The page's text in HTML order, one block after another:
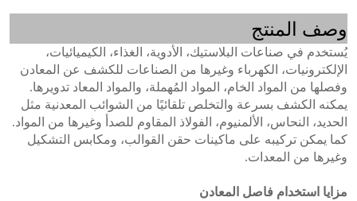
وصف المنتج
يُستخدم في صناعات البلاستيك، الأدوية، الغذاء، الكيميائيات،
الإلكترونيات، الكهرباء وغيرها من الصناعات للكشف عن المعادن
وفصلها من المواد الخام، المواد المُهملة، والمواد المعاد تدويرها.
يمكنه الكشف بسرعة والتخلص تلقائيًا من الشوائب المعدنية مثل
الحديد، النحاس، الألمنيوم، الفولاذ المقاوم للصدأ وغيرها من المواد.
كما يمكن تركيبه على ماكينات حقن القوالب، ومكابس التشكيل
وغيرها من المعدات.
مزايا استخدام فاصل المعادن